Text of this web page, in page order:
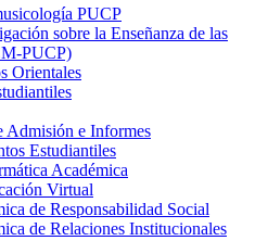
PUCP
sobre la Enseñanza de las
PUCP)
Orientales
Admisión e Informes
Estudiantiles
Académica
Virtual
de Responsabilidad Social
de Relaciones Institucionales